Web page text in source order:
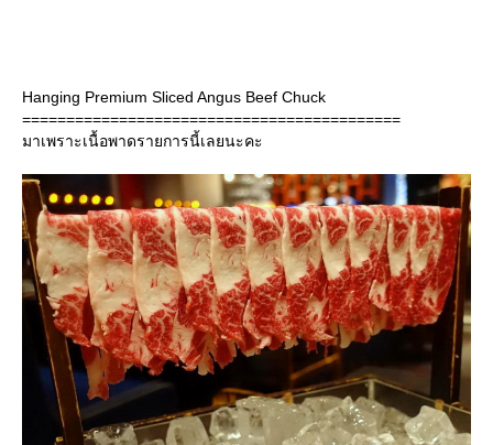
Hanging Premium Sliced Angus Beef Chuck
===========================================
มาเพราะเนื้อพาดรายการนี้เลยนะคะ